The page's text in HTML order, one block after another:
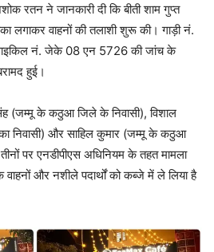
रतन ने जानकारी दी कि बीती शाम गुप्त
लगाकर वाहनों की तलाशी शुरू की। गाड़ी नं.
नं. जेके 08 एन 5726 की जांच के
हुई।
(जम्मू के कठुआ जिले के निवासी), विशाल
निवासी) और साहिल कुमार (जम्मू के कठुआ
पर एनडीपीएस अधिनियम के तहत मामला
और नशीले पदार्थों को कब्जे में ले लिया है